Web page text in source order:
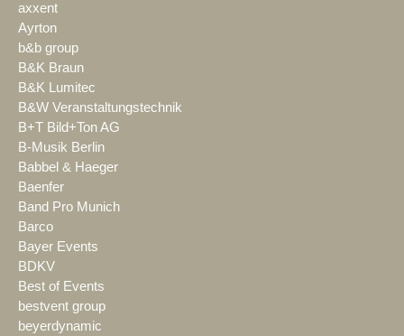
axxent
Ayrton
b&b group
B&K Braun
B&K Lumitec
B&W Veranstaltungstechnik
B+T Bild+Ton AG
B-Musik Berlin
Babbel & Haeger
Baenfer
Band Pro Munich
Barco
Bayer Events
BDKV
Best of Events
bestvent group
beyerdynamic